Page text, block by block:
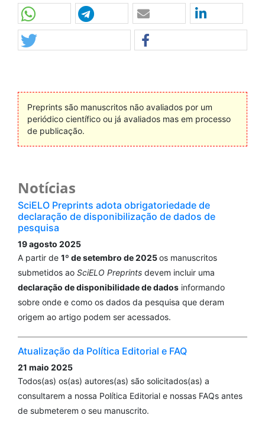
Preprints são manuscritos não avaliados por um
periódico científico ou já avaliados mas em processo
de publicação.
Notícias
SciELO Preprints adota obrigatoriedade de
declaração de disponibilização de dados de
pesquisa
19 agosto 2025
A partir de 1º de setembro de 2025os manuscritos
submetidos ao SciELO Preprints devem incluir uma
declaração de disponibilidade de dados informando
sobre onde e como os dados da pesquisa que deram
origem ao artigo podem ser acessados.
Atualização da Política Editorial e FAQ
21 maio 2025
Todos(as) os(as) autores(as) são solicitados(as) a
consultarem a nossa Política Editorial e nossas FAQs antes
de submeterem o seu manuscrito.